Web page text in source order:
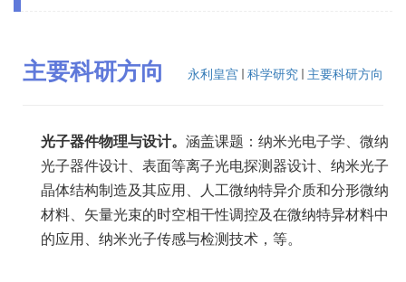
永利皇宫 科学研究 主要科研方向
主要科研方向
光子器件物理与设计。 涵盖课题：纳米光电子学、微纳
光子器件设计、表面等离子光电探测器设计、纳米光子
晶体结构制造及其应用、人工微纳特异介质和分形微纳
材料、矢量光束的时空相干性调控及在微纳特异材料中
的应用、纳米光子传感与检测技术，等。